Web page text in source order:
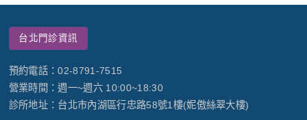
台北門診資訊
預約電話：02-8791-7515
營業時間：週一~週六 10:00~18:30
診所地址：台北市內湖區行忠路58號1樓(妮傲絲翠大樓)